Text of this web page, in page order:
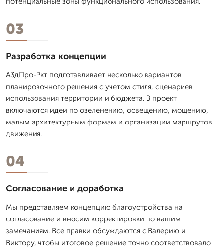
03
Разработка концепции
А3дПро-Ркт подготавливает несколько вариантов
планировочного решения с учетом стиля, сценариев
использования территории и бюджета. В проект
включаются идеи по озеленению, освещению, мощению,
малым архитектурным формам и организации маршрутов
движения.
04
Согласование и доработка
Мы представляем концепцию благоустройства на
согласование и вносим корректировки по вашим
замечаниям. Все правки обсуждаются с Валерию и
Виктору, чтобы итоговое решение точно соответствовало